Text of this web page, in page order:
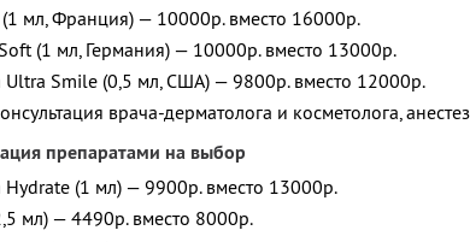
(1 мл, Франция) — 10000р. вместо 16000р.
(1 мл, Германия) — 10000р. вместо 13000р.
Ultra Smile (0,5 мл, США) — 9800р. вместо 12000р.
врача-дерматолога и косметолога,
препаратами на выбор
Hydrate (1 мл) — 9900р. вместо 13000р.
мл) — 4490р. вместо 8000р.